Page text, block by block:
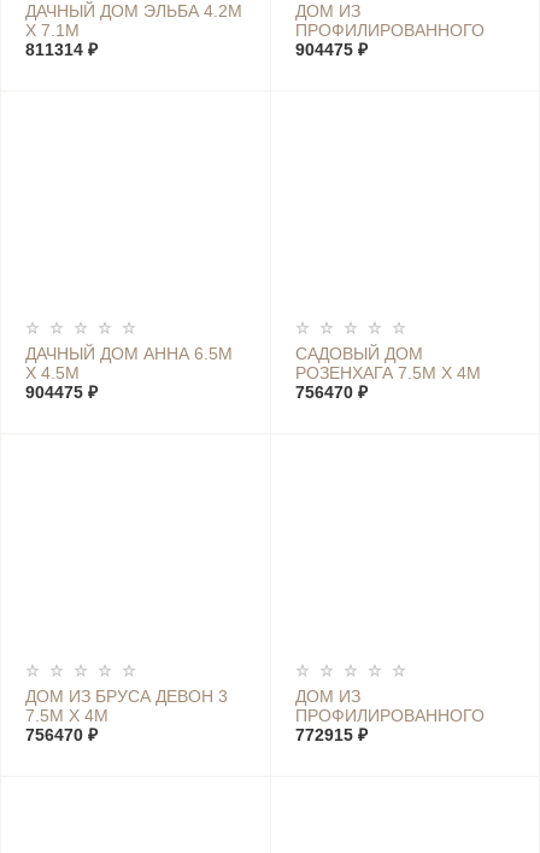
ДАЧНЫЙ ДОМ ЭЛЬБА 4.2М
Х 7.1М
811314 ₽
ДОМ ИЗ
ПРОФИЛИРОВАННОГО
БРУСА ЛУИЗА 6.5М Х 4.5М
904475 ₽
ДАЧНЫЙ ДОМ АННА 6.5М
Х 4.5М
904475 ₽
САДОВЫЙ ДОМ
РОЗЕНХАГА 7.5М Х 4М
756470 ₽
ДОМ ИЗ БРУСА ДЕВОН 3
7.5М Х 4М
756470 ₽
ДОМ ИЗ
ПРОФИЛИРОВАННОГО
БРУСА ШВЕЦИЯ XL 7М Х
772915 ₽